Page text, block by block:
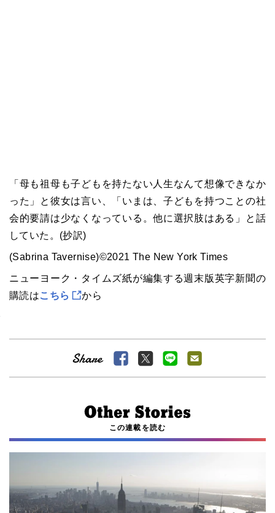
「母も祖母も子どもを持たない人生なんて想像できなか
った」と彼女は言い、「いまは、子どもを持つことの社
会的要請は少なくなっている。他に選択肢はある」と話
していた。(抄訳)
(Sabrina Tavernise)©2021 The New York Times
ニューヨーク・タイムズ紙が編集する週末版英字新聞の
購読はこちら から
この連載を読む